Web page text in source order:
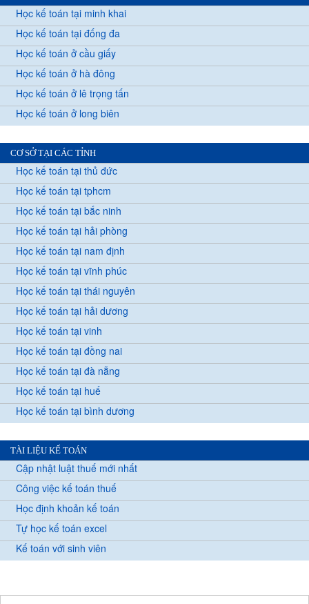
Học kế toán tại minh khai
Học kế toán tại đống đa
Học kế toán ở cầu giấy
Học kế toán ở hà đông
Học kế toán ở lê trọng tấn
Học kế toán ở long biên
CƠ SỞ TẠI CÁC TỈNH
Học kế toán tại thủ đức
Học kế toán tại tphcm
Học kế toán tại bắc ninh
Học kế toán tại hải phòng
Học kế toán tại nam định
Học kế toán tại vĩnh phúc
Học kế toán tại thái nguyên
Học kế toán tại hải dương
Học kế toán tại vinh
Học kế toán tại đồng nai
Học kế toán tại đà nẵng
Học kế toán tại huế
Học kế toán tại bình dương
TÀI LIỆU KẾ TOÁN
Cập nhật luật thuế mới nhất
Công việc kế toán thuế
Học định khoản kế toán
Tự học kế toán excel
Kế toán với sinh viên